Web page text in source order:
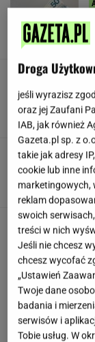
Droga
jeśli wyrazisz
oraz jej Zaufani
IAB, jak również
Gazeta.pl sp. z
takie jak adresy
cookie lub inne
marketingowych,
reklam
swoich
treści w nich
Jeśli nie chcesz
chcesz wycofać
„Ustawień
Twoje dane
badania i
serwisów i
Tobie usług. W